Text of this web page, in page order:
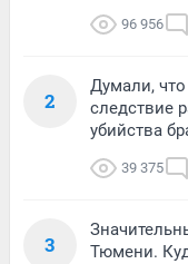
96 956
2
Думали,
следствие
убийства
39 375
3
Тюмени.